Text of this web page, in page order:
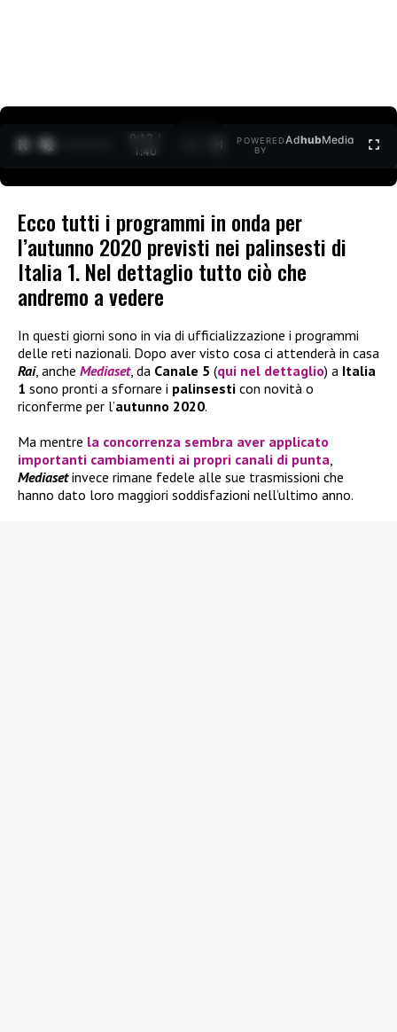
0:12 /
1:40
POWERED
BY
AdhubMedia
Ecco tutti i programmi in onda per
l’autunno 2020 previsti nei palinsesti di
Italia 1. Nel dettaglio tutto ciò che
andremo a vedere
In questi giorni sono in via di ufficializzazione i programmi
delle reti nazionali. Dopo aver visto cosa ci attenderà in casa
Rai, anche Mediaset, da Canale 5 (qui nel dettaglio) a Italia
1 sono pronti a sfornare i palinsesti con novità o
riconferme per l’autunno 2020.
Ma mentre la concorrenza sembra aver applicato
importanti cambiamenti ai propri canali di punta,
Mediasetinvece rimane fedele alle sue trasmissioni che
hanno dato loro maggiori soddisfazioni nell’ultimo anno.